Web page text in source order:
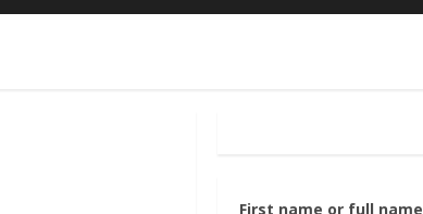
First name or full name